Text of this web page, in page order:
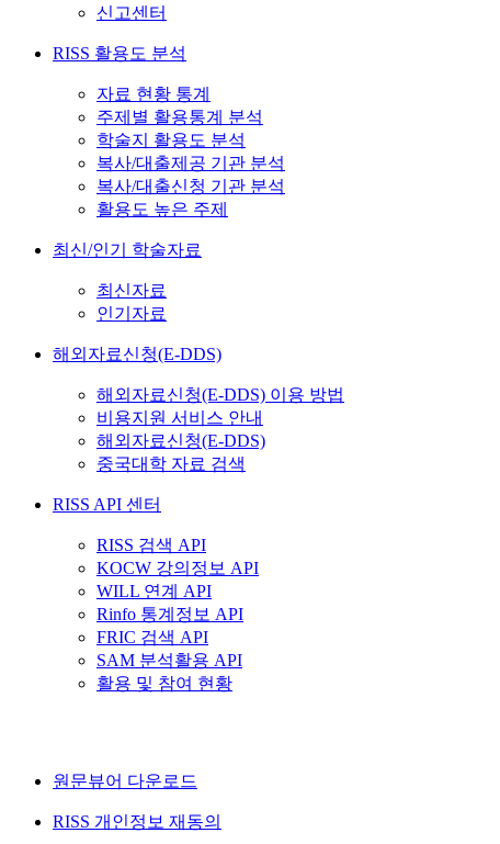
신고센터
RISS 활용도 분석
자료 현황 통계
주제별 활용통계 분석
학술지 활용도 분석
복사/대출제공 기관 분석
복사/대출신청 기관 분석
활용도 높은 주제
최신/인기 학술자료
최신자료
인기자료
해외자료신청(E-DDS)
해외자료신청(E-DDS) 이용 방법
비용지원 서비스 안내
해외자료신청(E-DDS)
중국대학 자료 검색
RISS API 센터
RISS 검색 API
KOCW 강의정보 API
WILL 연계 API
Rinfo 통계정보 API
FRIC 검색 API
SAM 분석활용 API
활용 및 참여 현황
원문뷰어 다운로드
RISS 개인정보 재동의